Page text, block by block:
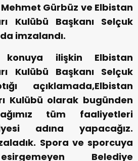
Gürbüz ve Elbistan
Kulübü Başkanı Selçuk
imzalandı.
konuya ilişkin Elbistan
Kulübü Başkanı Selçuk
açıklamada,Elbistan
Kulübü olarak bugünden
tüm faaliyetleri
adına yapacağız.
Spora ve sporcuya
Belediye